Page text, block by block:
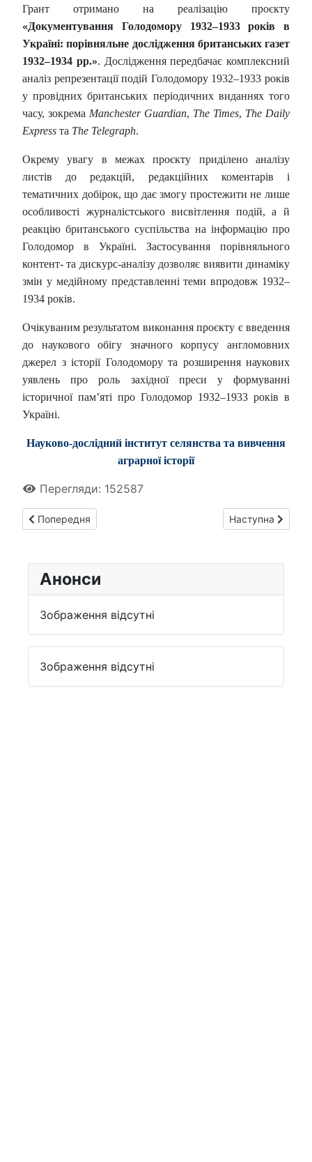
Грант отримано на реалізацію проєкту
«Документування Голодомору 1932–1933 років в
Україні: порівняльне дослідження британських газет
1932–1934 рр.». Дослідження передбачає комплексний
аналіз репрезентації подій Голодомору 1932–1933 років
у провідних британських періодичних виданнях того
часу, зокрема Manchester Guardian, The Times, The Daily
Express та The Telegraph.
Окрему увагу в межах проєкту приділено аналізу
листів до редакцій, редакційних коментарів і
тематичних добірок, що дає змогу простежити не лише
особливості журналістського висвітлення подій, а й
реакцію британського суспільства на інформацію про
Голодомор в Україні. Застосування порівняльного
контент- та дискурс-аналізу дозволяє виявити динаміку
змін у медійному представленні теми впродовж 1932–
1934 років.
Очікуваним результатом виконання проєкту є введення
до наукового обігу значного корпусу англомовних
джерел з історії Голодомору та розширення наукових
уявлень про роль західної преси у формуванні
історичної пам’яті про Голодомор 1932–1933 років в
Україні.
Науково-дослідний інститут селянства та вивчення
аграрної історії
Перегляди: 152587
Попередня стаття: Всеукраїнське науково-педагогічне
Попередня Наступна
Наступна
Анонси
Зображення відсутні
Зображення відсутні